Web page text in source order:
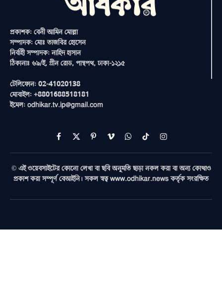
প্রকাশক: বেনী আমিন মোল্লা
সম্পাদক: মোঃ তাজবির হোসেন
নির্বাহী সম্পাদক: নাহিদ হাসান
ঠিকানাঃ ৬৯/ই, গ্রীন রোড, পান্থপথ, ঢাকা-১২১৫
টেলিফোন: 02-41020138
মোবাইল: +8801688518181
ইমেল: odhikar.tv.ip@gmail.com
Facebook
X
(Twitter)
PinterestVimeoWhatsAppTikTokInstagram
© এই ওয়েবসাইটের কোনো লেখা বা ছবি অনুমতি ছাড়া নকল করা বা অন্য কোথাও
প্রকাশ করা সম্পূর্ণ বেআইনি। সকল স্বত্ব www.odhikar.news কর্তৃক সংরক্ষিত